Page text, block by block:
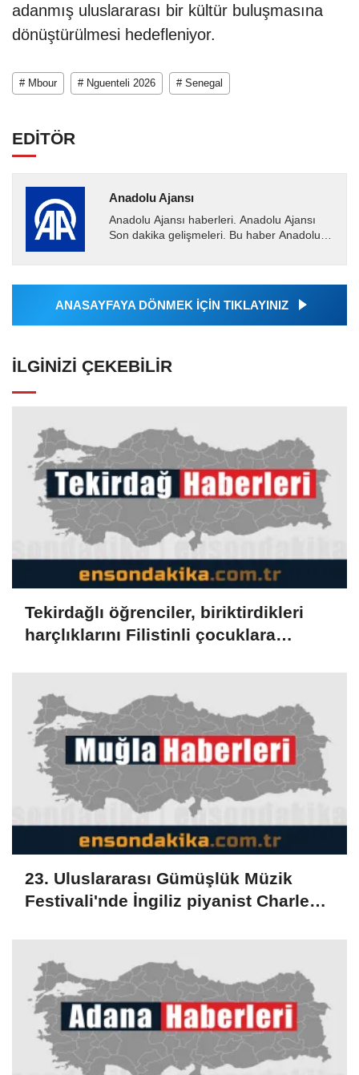
adanmış uluslararası bir kültür buluşmasına
dönüştürülmesi hedefleniyor.
# Mbour # Nguenteli 2026 # Senegal
EDİTÖR
Anadolu Ajansı
Anadolu Ajansı haberleri. Anadolu Ajansı
Son dakika gelişmeleri. Bu haber Anadolu
Ajansı tarafından...
ANASAYFAYA DÖNMEK İÇİN TIKLAYINIZ
İLGINIZI ÇEKEBILIR
Tekirdağlı öğrenciler, biriktirdikleri
harçlıklarını Filistinli çocuklara
23. Uluslararası Gümüşlük Müzik
Festivali'nde İngiliz piyanist Charles